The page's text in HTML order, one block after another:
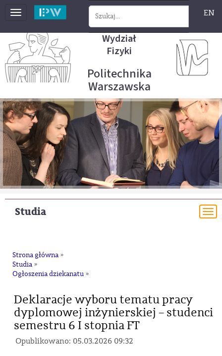
Toggle
EN
Wydział
Fizyki
Politechnika
Warszawska
Studia
Strona główna »
Studia »
Ogłoszenia dziekanatu »
Deklaracje wyboru tematu pracy
dyplomowej inżynierskiej – studenci
semestru 6 I stopnia FT
Opublikowano: 05.03.2026 09:32